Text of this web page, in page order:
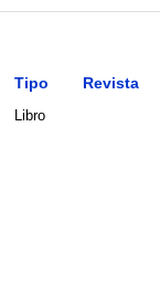
Tipo Revista
Libro